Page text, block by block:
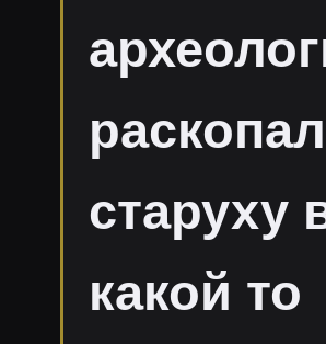
старуху
какой то